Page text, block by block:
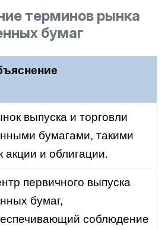
терминов рынка
бумаг
выпуска и торговли
бумагами, такими
акции и облигации.
первичного выпуска
бумаг,
соблюдение